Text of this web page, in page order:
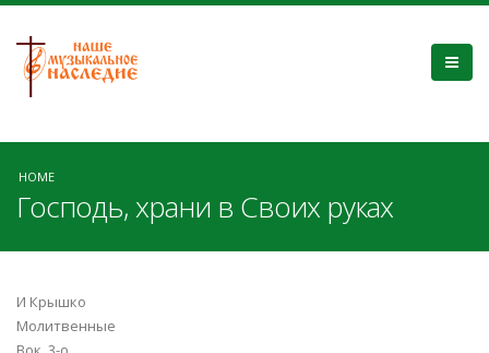
HOME
Господь, храни в Своих руках
И Крышко
Молитвенные